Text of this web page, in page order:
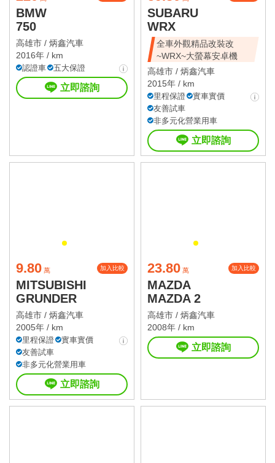
BMW
750
高雄市 / 炳鑫汽車
2016年 / km
認證車 五大保證
立即諮詢
SUBARU
WRX
全車外觀精品改裝改
~WRX~大螢幕安卓機
高雄市 / 炳鑫汽車
2015年 / km
里程保證
實車實價
友善試車
非多元化營業用車
立即諮詢
9.80 萬 加入比較
MITSUBISHI
GRUNDER
高雄市 / 炳鑫汽車
2005年 / km
里程保證
實車實價
友善試車
非多元化營業用車
立即諮詢
23.80 萬 加入比較
MAZDA
MAZDA 2
高雄市 / 炳鑫汽車
2008年 / km
立即諮詢